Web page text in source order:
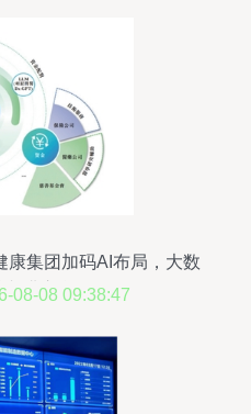
康集团加码AI布局，大数
刺港交所
08-08 09:38:47